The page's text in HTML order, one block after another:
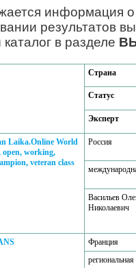
информация
результатов
в разделе
Страна
Статус
Эксперт
Laika.Online World
open, working,
veteran class
Россия
Васильев
Николаевич
Франция
региональная